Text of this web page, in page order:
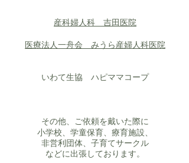
産科婦人科 吉田医院
医療法人一舟会 みうら産婦人科医院
いわて生協 ハピママコープ
その他、ご依頼を戴いた際に
小学校、学童保育、療育施設、
非営利団体、子育てサークル
などに出張しております。